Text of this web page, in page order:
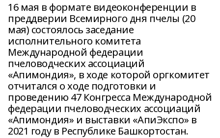
16 мая в формате видеоконференции в
преддверии Всемирного дня пчелы (20
мая) состоялось заседание
исполнительного комитета
Международной федерации
пчеловодческих ассоциаций
«Апимондия», в ходе которой оргкомитет
отчитался о ходе подготовки и
проведению 47 Конгресса Международной
федерации пчеловодческих ассоциаций
«Апимондия» и выставки «АпиЭкспо» в
2021 году в Республике Башкортостан.